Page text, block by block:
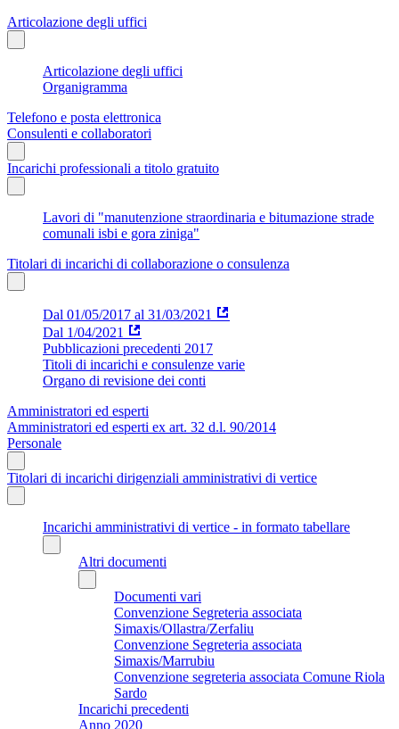
Articolazione degli uffici
Articolazione degli uffici
Organigramma
Telefono e posta elettronica
Consulenti e collaboratori
Incarichi professionali a titolo gratuito
Lavori di "manutenzione straordinaria e bitumazione strade
comunali isbi e gora ziniga"
Titolari di incarichi di collaborazione o consulenza
Dal 01/05/2017 al 31/03/2021
Dal 1/04/2021
Pubblicazioni precedenti 2017
Titoli di incarichi e consulenze varie
Organo di revisione dei conti
Amministratori ed esperti
Amministratori ed esperti ex art. 32 d.l. 90/2014
Personale
Titolari di incarichi dirigenziali amministrativi di vertice
Incarichi amministrativi di vertice - in formato tabellare
Altri documenti
Documenti vari
Convenzione Segreteria associata
Simaxis/Ollastra/Zerfaliu
Convenzione Segreteria associata
Simaxis/Marrubiu
Convenzione segreteria associata Comune Riola
Sardo
Incarichi precedenti
Anno 2020